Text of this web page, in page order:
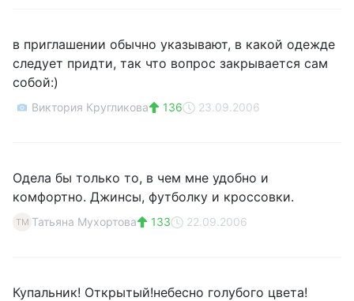
в приглашении обычно указывают, в какой одежде
следует придти, так что вопрос закрывается сам
собой:)
Виктория Кругликова 136 23.09.2006
Одела бы только то, в чем мне удобно и
комфортно. Джинсы, футболку и кроссовки.
ТМ Татьяна Мухортова 133 22.09.2006
Купальник! Открытый!небесно голубого цвета!